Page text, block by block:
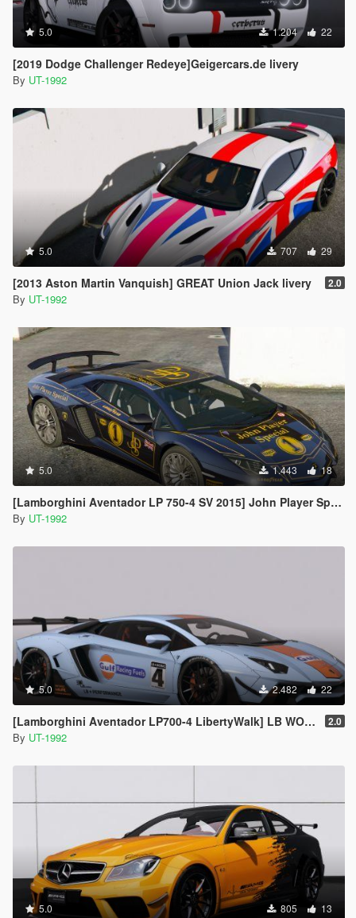
5.0 1.204 22
[2019 Dodge Challenger Redeye]Geigercars.de livery
By UT-1992
5.0 707 29
[2013 Aston Martin Vanquish] GREAT Union Jack livery 2.0
By UT-1992
5.0 1.443 18
[Lamborghini Aventador LP 750-4 SV 2015] John Player Special livery
By UT-1992
5.0 2.482 22
[Lamborghini Aventador LP700-4 LibertyWalk] LB WORKS GULF livery 2.0
By UT-1992
5.0 805 13